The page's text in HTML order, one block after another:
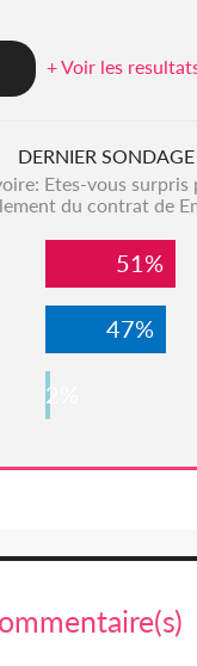
+ Voir les
DERNIER SONDAGE
Etes-vous surpris
du contrat de
51%
47%
2%